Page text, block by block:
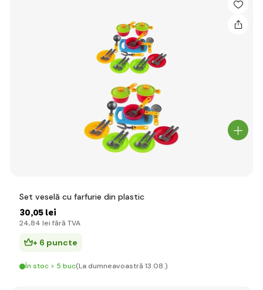
Set veselă cu farfurie din plastic
30,05 lei
24,84 lei fără TVA
+ 6 puncte
În stoc > 5 buc(La dumneavoastră 13.08.)